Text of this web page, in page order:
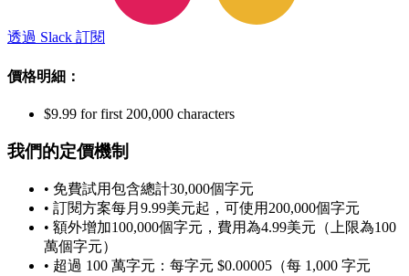
透過 Slack 訂閱
價格明細：
$9.99 for first 200,000 characters
我們的定價機制
• 免費試用包含總計30,000個字元
• 訂閱方案每月9.99美元起，可使用200,000個字元
• 額外增加100,000個字元，費用為4.99美元（上限為100
萬個字元）
• 超過 100 萬字元：每字元 $0.00005（每 1,000 字元